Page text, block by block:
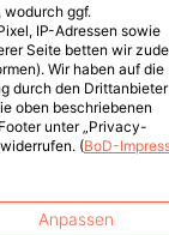
ggf.
IP-Adressen sowie
Seite betten wir
Wir haben auf die
durch den Drittanbieter
oben beschriebenen
unter „Privacy-
(BoD-
Anpassen